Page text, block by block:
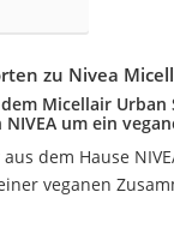
zu Nivea
Micellair Urban
um ein
aus dem Hause
veganen